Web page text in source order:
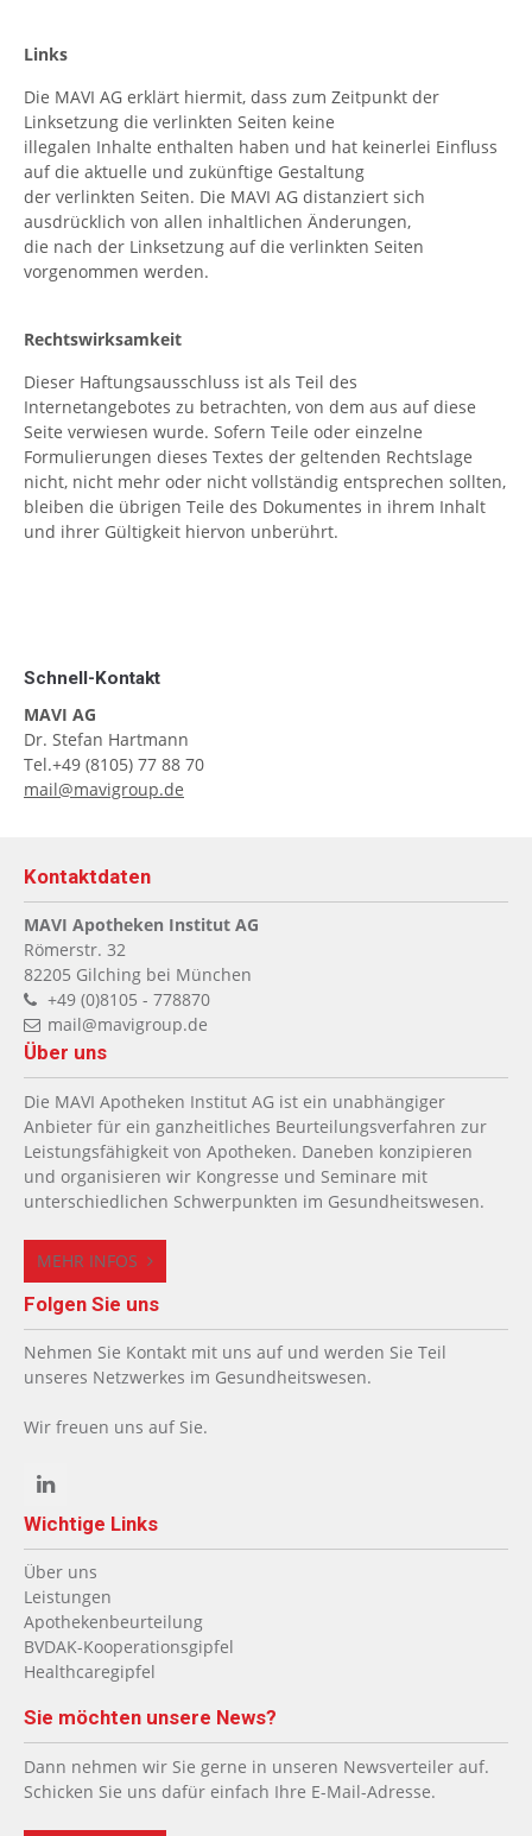
Links
Die MAVI AG erklärt hiermit, dass zum Zeitpunkt der
Linksetzung die verlinkten Seiten keine
illegalen Inhalte enthalten haben und hat keinerlei Einfluss
auf die aktuelle und zukünftige Gestaltung
der verlinkten Seiten. Die MAVI AG distanziert sich
ausdrücklich von allen inhaltlichen Änderungen,
die nach der Linksetzung auf die verlinkten Seiten
vorgenommen werden.
Rechtswirksamkeit
Dieser Haftungsausschluss ist als Teil des
Internetangebotes zu betrachten, von dem aus auf diese
Seite verwiesen wurde. Sofern Teile oder einzelne
Formulierungen dieses Textes der geltenden Rechtslage
nicht, nicht mehr oder nicht vollständig entsprechen sollten,
bleiben die übrigen Teile des Dokumentes in ihrem Inhalt
und ihrer Gültigkeit hiervon unberührt.
Schnell-Kontakt
MAVI AG
Dr. Stefan Hartmann
Tel.+49 (8105) 77 88 70
mail@mavigroup.de
Kontaktdaten
MAVI Apotheken Institut AG
Römerstr. 32
82205 Gilching bei München
+49 (0)8105 - 778870
mail@mavigroup.de
Über uns
Die MAVI Apotheken Institut AG ist ein unabhängiger
Anbieter für ein ganzheitliches Beurteilungsverfahren zur
Leistungsfähigkeit von Apotheken. Daneben konzipieren
und organisieren wir Kongresse und Seminare mit
unterschiedlichen Schwerpunkten im Gesundheitswesen.
MEHR INFOS
Folgen Sie uns
Nehmen Sie Kontakt mit uns auf und werden Sie Teil
unseres Netzwerkes im Gesundheitswesen.
Wir freuen uns auf Sie.
Wichtige Links
Über uns
Leistungen
Apothekenbeurteilung
BVDAK-Kooperationsgipfel
Healthcaregipfel
Sie möchten unsere News?
Dann nehmen wir Sie gerne in unseren Newsverteiler auf.
Schicken Sie uns dafür einfach Ihre E-Mail-Adresse.